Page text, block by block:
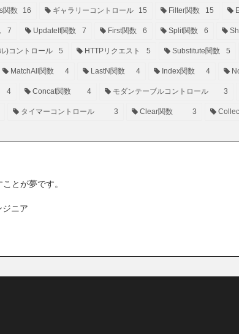
関数 16 ギャラリーコントロール 15 Filter関数 15
7 UpdateIf関数 7 First関数 6 Split関数 6
)コントロール 5 HTTPリクエスト 5 Substitute関数 5
MatchAll関数 4 LastN関数 4 Index関数 4
4 Concat関数 4 モダンテーブルコントロール 3
タイマーコントロール 3 Clear関数 3
とが夢です。
ニア